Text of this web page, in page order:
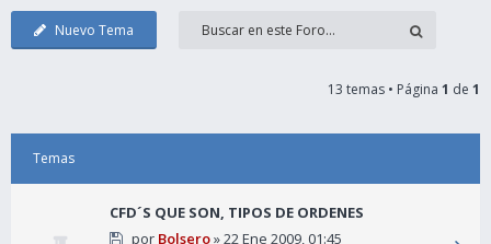
Nuevo Tema
13 temas • Página 1 de 1
Temas
CFD´S QUE SON, TIPOS DE ORDENES
por Bolsero» 22 Ene 2009, 01:45